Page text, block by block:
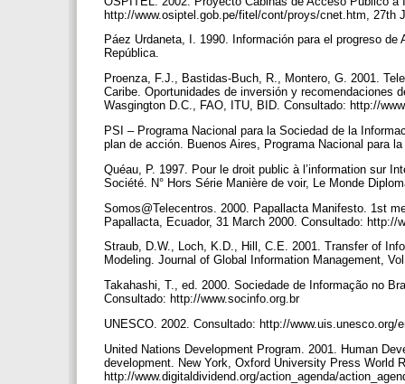
http://www.osiptel.gob.pe/fitel/cont/proys/cnet.htm, 27th
Páez Urdaneta, I. 1990. Información para el progreso
República.
Proenza, F.J., Bastidas-Buch, R., Montero, G. 2001.
Caribe. Oportunidades de inversión y recomendaciones
Wasgington D.C., FAO, ITU, BID. Consultado: http://
PSI – Programa Nacional para la Sociedad de la
plan de acción. Buenos Aires, Programa Nacional para
Quéau, P. 1997. Pour le droit public à l’information sur
Société. N° Hors Série Manière de voir, Le Monde
Somos@Telecentros. 2000. Papallacta Manifesto. 1st
Papallacta, Ecuador, 31 March 2000. Consultado: http://
Straub, D.W., Loch, K.D., Hill, C.E. 2001. Transfer of
Modeling. Journal of Global Information Management,
Takahashi, T., ed. 2000. Sociedade de Informação no
Consultado: http://www.socinfo.org.br
UNESCO. 2002. Consultado: http://
United Nations Development Program. 2001. Human
development. New York, Oxford University Press World
http://www.digitaldividend.org/action_agenda/